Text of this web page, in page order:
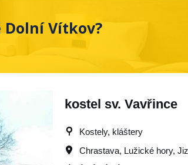
Vítkov?
kostel sv. Vavřince
Kostely, kláštery
Chrastava, Lužické hory,